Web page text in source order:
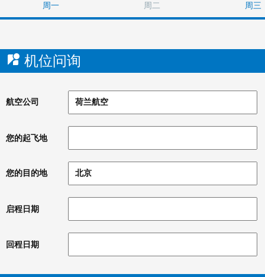
周一 周二 周三
机位问询
航空公司
您的起飞地
您的目的地
启程日期
回程日期